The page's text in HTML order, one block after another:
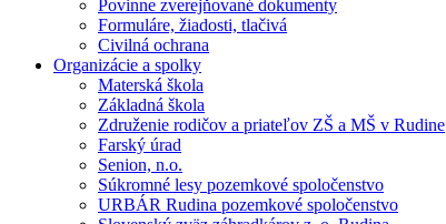
Povinne zverejňované dokumenty
Formuláre, žiadosti, tlačivá
Civilná ochrana
Organizácie a spolky
Materská škola
Základná škola
Združenie rodičov a priateľov ZŠ a MŠ v Rudine
Farský úrad
Senion, n.o.
Súkromné lesy pozemkové spoločenstvo
URBÁR Rudina pozemkové spoločenstvo